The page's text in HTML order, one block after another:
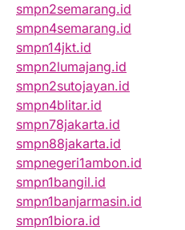
smpn2semarang.id
smpn4semarang.id
smpn14jkt.id
smpn2lumajang.id
smpn2sutojayan.id
smpn4blitar.id
smpn78jakarta.id
smpn88jakarta.id
smpnegeri1ambon.id
smpn1bangil.id
smpn1banjarmasin.id
smpn1biora.id